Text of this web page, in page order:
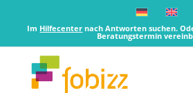
Im Hilfecenter nach Antworten suchen.
Beratungstermin